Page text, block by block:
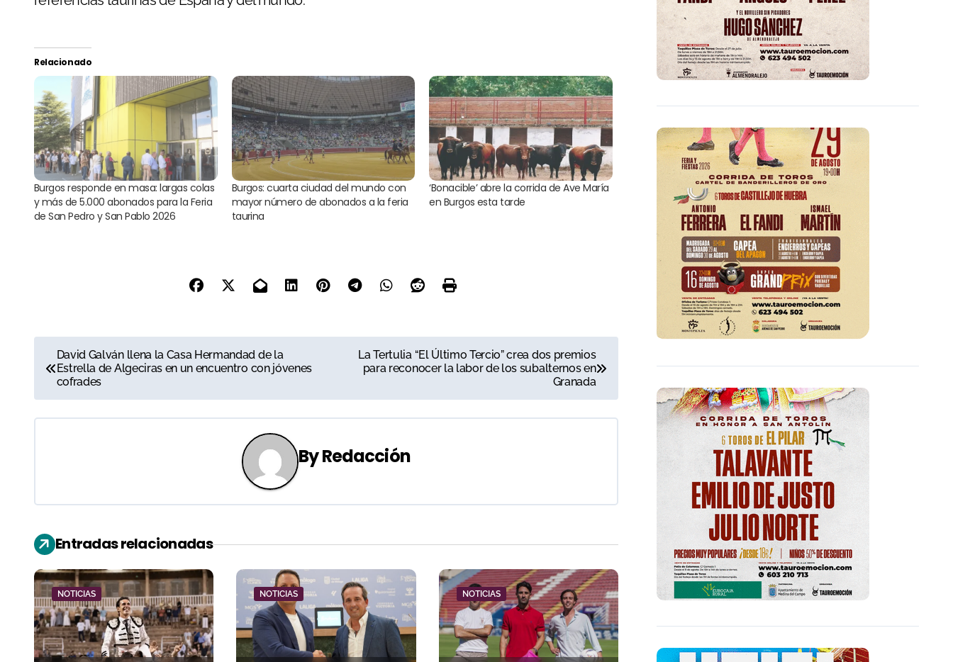
Relacionado
Burgos responde en masa: largas colas
y más de 5.000 abonados para la Feria
de San Pedro y San Pablo 2026
Burgos: cuarta ciudad del mundo con
mayor número de abonados a la feria
taurina
‘Bonacible’ abre la corrida de Ave María
en Burgos esta tarde
a
v
a
c
i
ó
n
d
David Galván llena la Casa Hermandad de la
Estrella de Algeciras en un encuentro con jóvenes
cofrades
La Tertulia “El Último Tercio” crea dos premios
para reconocer la labor de los subalternos en
Granada
ByRedacción
Entradas relacionadas
NOTICIAS NOTICIAS NOTICIAS